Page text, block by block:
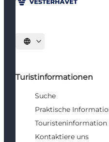
Sprache auswählen
Turistinformationen
Suche
Praktische
Touristeninformation
Kontaktiere uns